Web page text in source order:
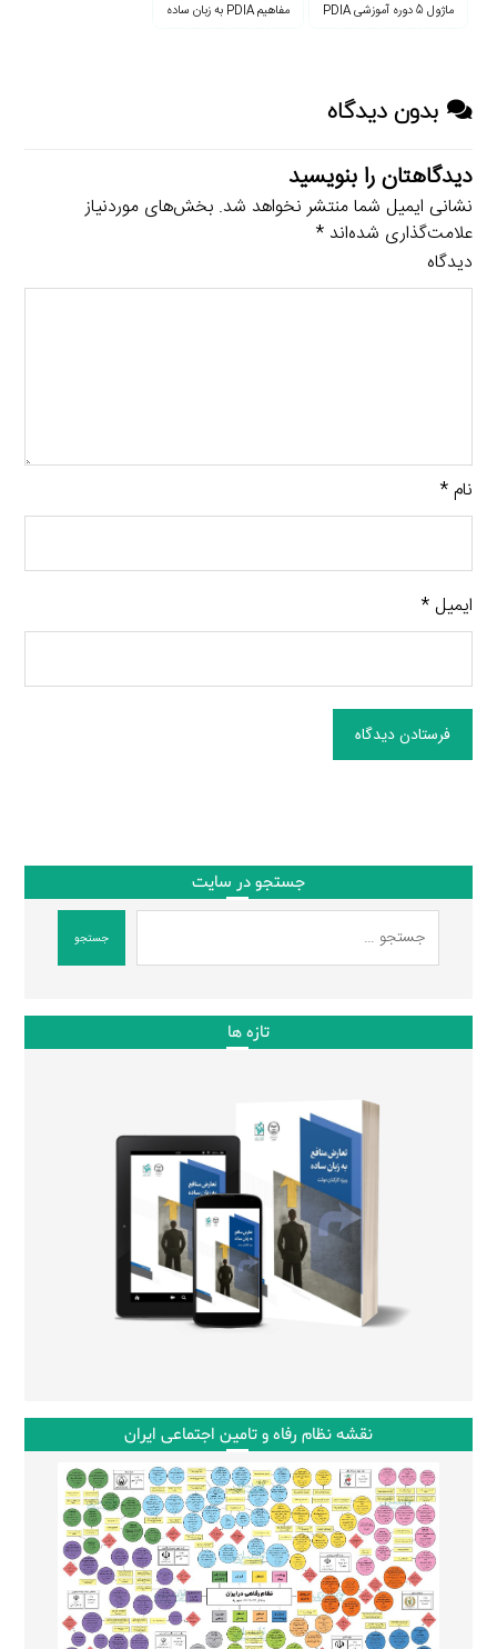
ماژول 5 دوره آموزشی PDIA مفاهیم PDIA به زبان ساده
بدون دیدگاه
دیدگاهتان را بنویسید
نشانی ایمیل شما منتشر نخواهد شد. بخش‌های موردنیاز
علامت‌گذاری شده‌اند*
دیدگاه
نام*
ایمیل*
فرستادن دیدگاه
جستجو در سایت
جستجو
تازه ها
نقشه نظام رفاه و تامین اجتماعی ایران